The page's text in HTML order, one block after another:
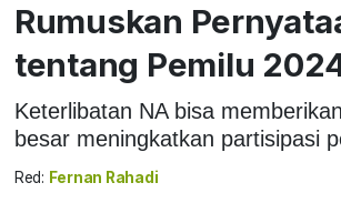
Rumuskan
tentang Pemilu
Keterlibatan NA bisa
besar meningkatkan partisipasi
Red: Fernan Rahadi